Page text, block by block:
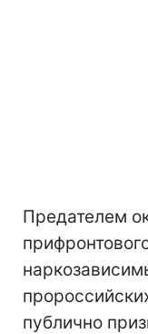
Предателем
публично